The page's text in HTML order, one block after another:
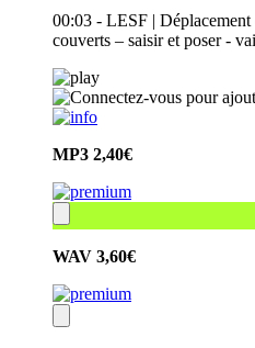
00:03 - LESF | Déplacement
couverts – saisir et poser -
MP3 2,40€
WAV 3,60€